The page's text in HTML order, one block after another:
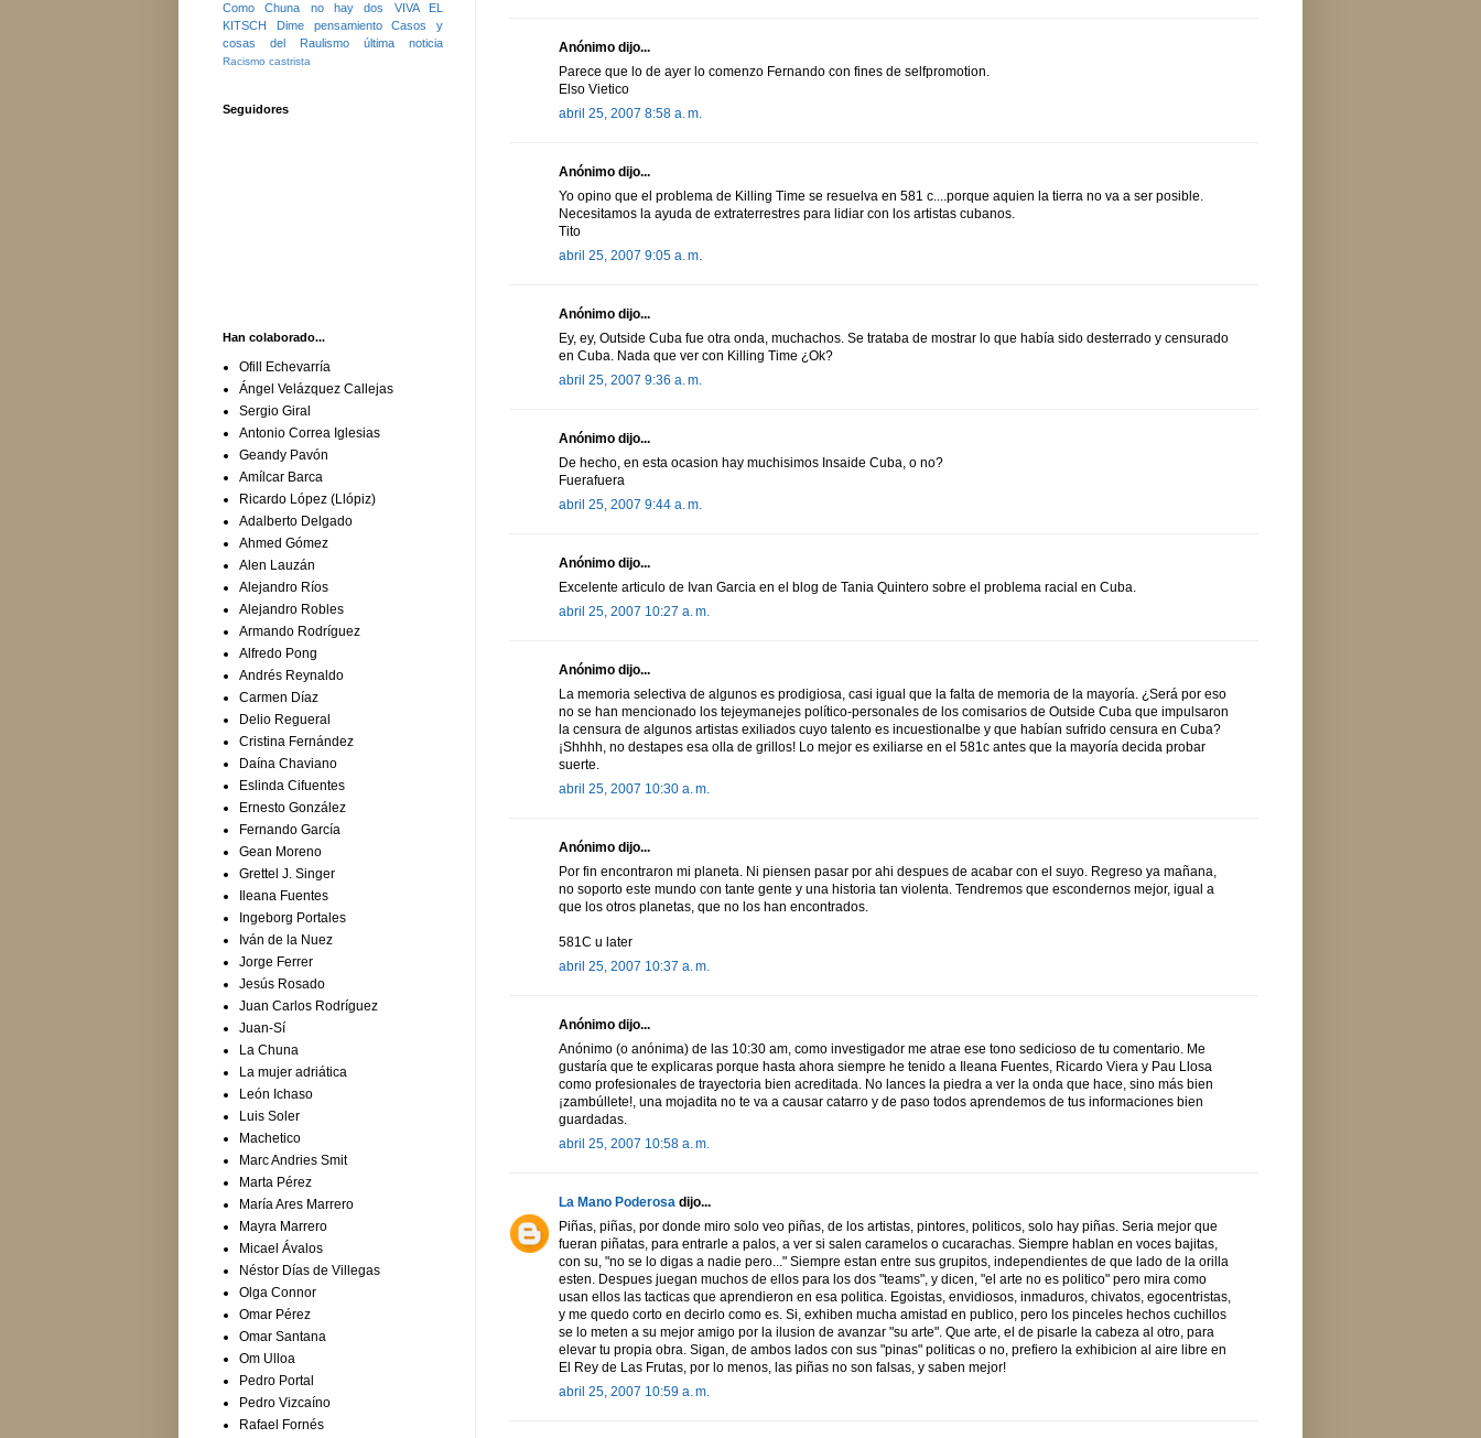
Anónimo dijo...
Parece que lo de ayer lo comenzo Fernando con fines de selfpromotion.
Elso Vietico
abril 25, 2007 8:58 a. m.
Anónimo dijo...
Yo opino que el problema de Killing Time se resuelva en 581 c....porque aquien la tierra no va a ser posible.
Necesitamos la ayuda de extraterrestres para lidiar con los artistas cubanos.
Tito
abril 25, 2007 9:05 a. m.
Anónimo dijo...
Ey, ey, Outside Cuba fue otra onda, muchachos. Se trataba de mostrar lo que había sido desterrado y censurado
en Cuba. Nada que ver con Killing Time ¿Ok?
abril 25, 2007 9:36 a. m.
Anónimo dijo...
De hecho, en esta ocasion hay muchisimos Insaide Cuba, o no?
Fuerafuera
abril 25, 2007 9:44 a. m.
Anónimo dijo...
Excelente articulo de Ivan Garcia en el blog de Tania Quintero sobre el problema racial en Cuba.
abril 25, 2007 10:27 a. m.
Anónimo dijo...
La memoria selectiva de algunos es prodigiosa, casi igual que la falta de memoria de la mayoría. ¿Será por eso
no se han mencionado los tejeymanejes político-personales de los comisarios de Outside Cuba que impulsaron
la censura de algunos artistas exiliados cuyo talento es incuestionalbe y que habían sufrido censura en Cuba?
¡Shhhh, no destapes esa olla de grillos! Lo mejor es exiliarse en el 581c antes que la mayoría decida probar
suerte.
abril 25, 2007 10:30 a. m.
Anónimo dijo...
Por fin encontraron mi planeta. Ni piensen pasar por ahi despues de acabar con el suyo. Regreso ya mañana,
no soporto este mundo con tante gente y una historia tan violenta. Tendremos que escondernos mejor, igual a
que los otros planetas, que no los han encontrados.
581C u later
abril 25, 2007 10:37 a. m.
Anónimo dijo...
Anónimo (o anónima) de las 10:30 am, como investigador me atrae ese tono sedicioso de tu comentario. Me
gustaría que te explicaras porque hasta ahora siempre he tenido a Ileana Fuentes, Ricardo Viera y Pau Llosa
como profesionales de trayectoria bien acreditada. No lances la piedra a ver la onda que hace, sino más bien
¡zambúllete!, una mojadita no te va a causar catarro y de paso todos aprendemos de tus informaciones bien
guardadas.
abril 25, 2007 10:58 a. m.
La Mano Poderosa dijo...
Piñas, piñas, por donde miro solo veo piñas, de los artistas, pintores, politicos, solo hay piñas. Seria mejor que
fueran piñatas, para entrarle a palos, a ver si salen caramelos o cucarachas. Siempre hablan en voces bajitas,
con su, "no se lo digas a nadie pero..." Siempre estan entre sus grupitos, independientes de que lado de la orilla
esten. Despues juegan muchos de ellos para los dos "teams", y dicen, "el arte no es politico" pero mira como
usan ellos las tacticas que aprendieron en esa politica. Egoistas, envidiosos, inmaduros, chivatos, egocentristas,
y me quedo corto en decirlo como es. Si, exhiben mucha amistad en publico, pero los pinceles hechos cuchillos
se lo meten a su mejor amigo por la ilusion de avanzar "su arte". Que arte, el de pisarle la cabeza al otro, para
elevar tu propia obra. Sigan, de ambos lados con sus "pinas" politicas o no, prefiero la exhibicion al aire libre en
El Rey de Las Frutas, por lo menos, las piñas no son falsas, y saben mejor!
abril 25, 2007 10:59 a. m.
Como Chuna no hay dos
VIVA EL
KITSCH
Dime pensamiento
Casos y
cosas del Raulismo
última noticia
Racismo castrista
Seguidores
Han colaborado...
Ofill Echevarría
Ángel Velázquez Callejas
Sergio Giral
Antonio Correa Iglesias
Geandy Pavón
Amílcar Barca
Ricardo López (Llópiz)
Adalberto Delgado
Ahmed Gómez
Alen Lauzán
Alejandro Ríos
Alejandro Robles
Armando Rodríguez
Alfredo Pong
Andrés Reynaldo
Carmen Díaz
Delio Regueral
Cristina Fernández
Daína Chaviano
Eslinda Cifuentes
Ernesto González
Fernando García
Gean Moreno
Grettel J. Singer
Ileana Fuentes
Ingeborg Portales
Iván de la Nuez
Jorge Ferrer
Jesús Rosado
Juan Carlos Rodríguez
Juan-Sí
La Chuna
La mujer adriática
León Ichaso
Luis Soler
Machetico
Marc Andries Smit
Marta Pérez
María Ares Marrero
Mayra Marrero
Micael Ávalos
Néstor Días de Villegas
Olga Connor
Omar Pérez
Omar Santana
Om Ulloa
Pedro Portal
Pedro Vizcaíno
Rafael Fornés